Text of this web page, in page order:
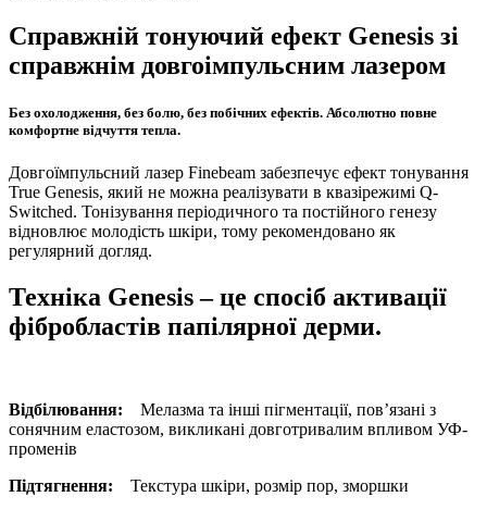
Справжній тонуючий ефект Genesis зі
справжнім довгоімпульсним лазером
Без охолодження, без болю, без побічних ефектів. Абсолютно повне
комфортне відчуття тепла.
Довгоїмпульсний лазер Finebeam забезпечує ефект тонування
True Genesis, який не можна реалізувати в квазірежимі Q-
Switched. Тонізування періодичного та постійного генезу
відновлює молодість шкіри, тому рекомендовано як
регулярний догляд.
Техніка Genesis – це спосіб активації
фібробластів папілярної дерми.
Відбілювання:
Мелазма та інші пігментації, пов’язані з
сонячним еластозом, викликані довготривалим впливом УФ-
променів
Підтягнення: Текстура шкіри, розмір пор, зморшки